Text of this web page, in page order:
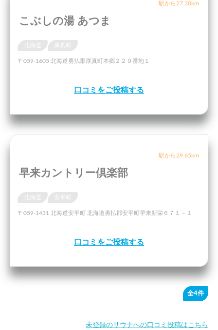
駅から27.30km
こぶしの湯 あつま
〒059-1605 北海道勇払郡厚真町本郷２２９番地１
口コミをご投稿する
駅から29.65km
早来カントリー倶楽部
安平町
〒059-1431 北海道安平町 北海道勇払郡安平町早来新栄６７１－１
口コミをご投稿する
全4件
未登録のサウナへの口コミ投稿はこちら